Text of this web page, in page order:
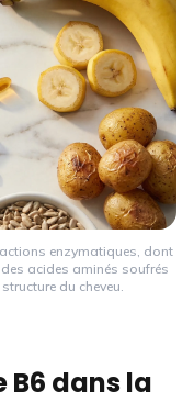
enzymatiques, dont
acides aminés soufrés
du cheveu.
B6 dans la